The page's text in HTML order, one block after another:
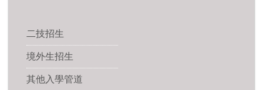
二技招生
境外生招生
其他入學管道